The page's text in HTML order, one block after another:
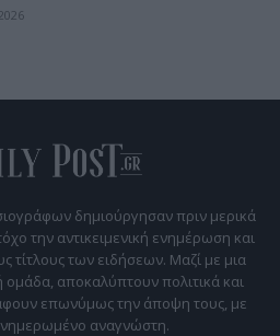
δημιούργησαν πριν μερικά
την αντικειμενική ενημέρωση και
τίτλους των ειδήσεων. Μαζί με μια
ομάδα, αποκαλύπτουν πολιτικά και
επωνύμως την άποψη τους, με
αναγνώστη.